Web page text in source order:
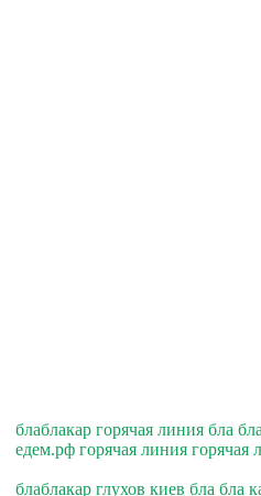
блаблакар горячая линия бла
едем.рф горячая линия горячая
блаблакар глухов киев бла бла